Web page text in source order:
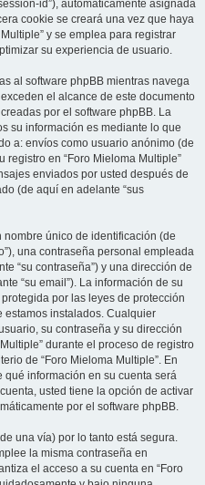
id”), automáticamente asignada
cookie se creará una vez que haya
y se emplea para registrar
su experiencia de usuario.
al software phpBB mientras navega
el alcance de este documento
por el software phpBB. La
su información es mediante lo que
a: envíos como usuario anónimo (de
registro en “Foro Mieloma Multiple”
enviados por usted después de
(de aquí en adelante “sus
único de identificación (de
una contraseña personal empleada
“su contraseña”) y una dirección de
“su email”). La información de su
por las leyes de protección
estamos instalados. Cualquier
su contraseña y su dirección
durante el proceso de registro
de “Foro Mieloma Multiple”. En
información en su cuenta será
usted tiene la opción de activar
por el software phpBB.
una vía) por lo tanto está segura.
la misma contraseña en
el acceso a su cuenta en “Foro